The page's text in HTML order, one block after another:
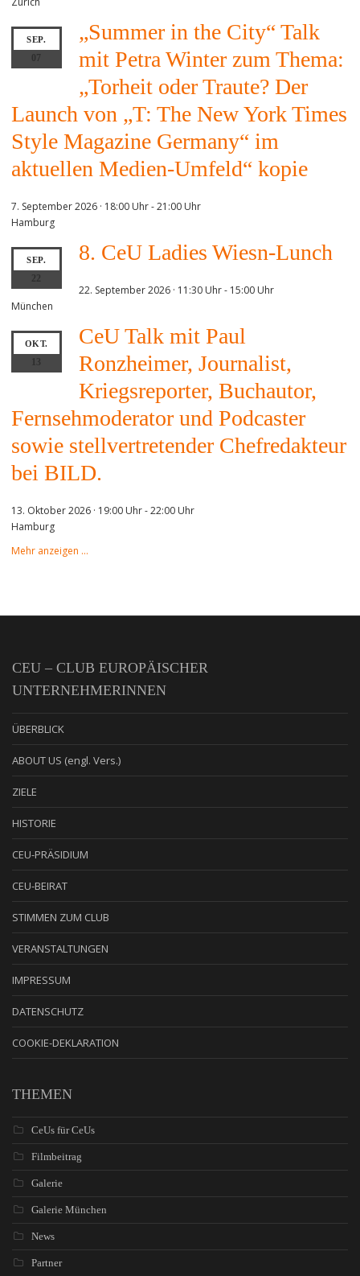
SEP.
07
„Summer in the City“ Talk
mit Petra Winter zum Thema:
„Torheit oder Traute? Der
Launch von „T: The New York Times
Style Magazine Germany“ im
aktuellen Medien-Umfeld“ kopie
7. September 2026 · 18:00 Uhr-21:00 Uhr
Hamburg
SEP.
22
8. CeU Ladies Wiesn-Lunch
22. September 2026 · 11:30 Uhr- 15:00 Uhr
München
OKT.
CeU Talk mit Paul
Ronzheimer, Journalist,
Kriegsreporter, Buchautor,
Fernsehmoderator und Podcaster
sowie stellvertretender Chefredakteur
bei BILD.
13. Oktober 2026 · 19:00 Uhr-22:00 Uhr
Hamburg
Mehr anzeigen …
CEU – CLUB EUROPÄISCHER
UNTERNEHMERINNEN
ÜBERBLICK
ABOUT US (engl. Vers.)
ZIELE
HISTORIE
CEU-PRÄSIDIUM
CEU-BEIRAT
STIMMEN ZUM CLUB
VERANSTALTUNGEN
IMPRESSUM
DATENSCHUTZ
COOKIE-DEKLARATION
THEMEN
CeUs für CeUs
Filmbeitrag
Galerie
Galerie München
News
Partner